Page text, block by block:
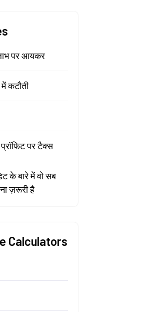
पर आयकर
कटौती
प्रॉफिट पर टैक्स
के बारे में वो सब
ज़रूरी है
Calculators